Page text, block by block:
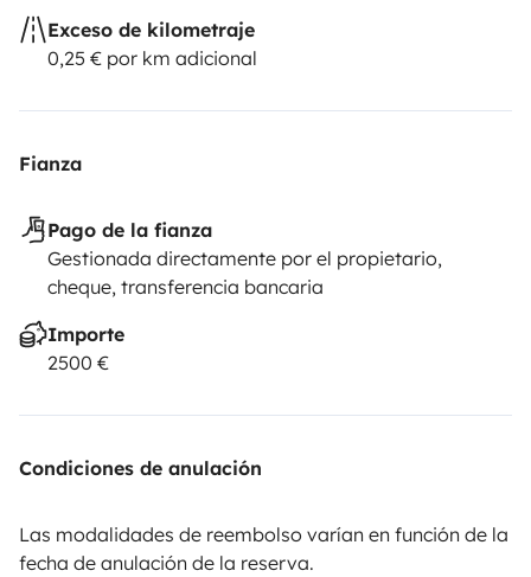
Exceso de kilometraje
0,25 € por km adicional
Fianza
Pago de la fianza
Gestionada directamente por el propietario,
cheque, transferencia bancaria
Importe
2500 €
Condiciones de anulación
Las modalidades de reembolso varían en función de la
fecha de anulación de la reserva.